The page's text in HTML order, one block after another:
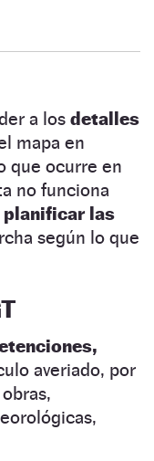
a los detalles
mapa en
que ocurre en
no funciona
planificar las
según lo que
averiado, por